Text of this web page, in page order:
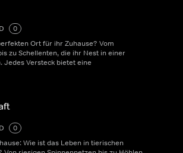
0
Ort für ihr Zuhause? Vom
zu Schellenten, die ihr Nest in einer
Jedes Versteck bietet eine
0
Wie ist das Leben in tierischen